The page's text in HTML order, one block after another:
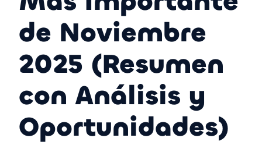
de Noviembre
2025 (Resumen
con Análisis y
Oportunidades)